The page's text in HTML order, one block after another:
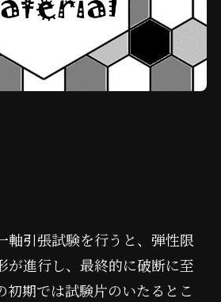
軸引張試験を行うと、弾性限
が進行し、最終的に破断に至
初期では試験片のいたるとこ